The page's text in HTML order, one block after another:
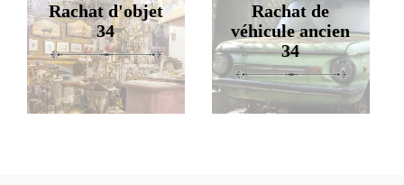
Rachat d'objet
34
Rachat de
véhicule ancien
34